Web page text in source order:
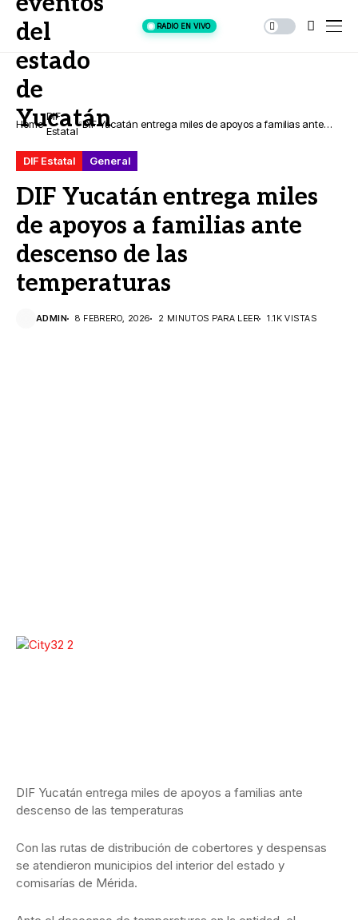
RADIO EN VIVO
Home
DIF
Estatal
DIF Yucatán entrega miles de apoyos a familias ante
DIF Estatal
General
DIF Yucatán entrega miles
de apoyos a familias ante
descenso de las
temperaturas
ADMIN 8 FEBRERO, 2026 2 MINUTOS PARA LEER 1.1K VISTAS
DIF Yucatán entrega miles de apoyos a familias ante
descenso de las temperaturas
Con las rutas de distribución de cobertores y despensas
se atendieron municipios del interior del estado y
comisarías de Mérida.